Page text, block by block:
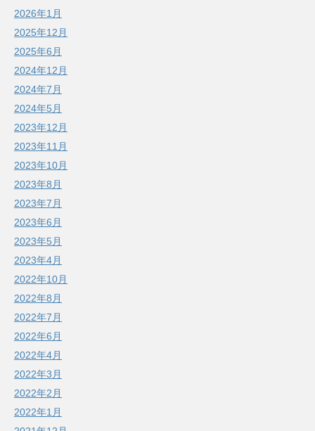
2026年1月
2025年12月
2025年6月
2024年12月
2024年7月
2024年5月
2023年12月
2023年11月
2023年10月
2023年8月
2023年7月
2023年6月
2023年5月
2023年4月
2022年10月
2022年8月
2022年7月
2022年6月
2022年4月
2022年3月
2022年2月
2022年1月